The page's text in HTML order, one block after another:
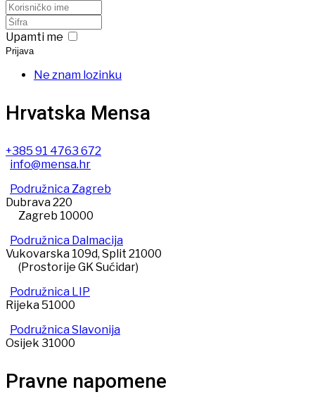
Upamti me
Prijava
Ne znam lozinku
Hrvatska Mensa
+385 91 4763 672
info@mensa.hr
Podružnica Zagreb
Dubrava 220
Zagreb 10000
Podružnica Dalmacija
Vukovarska 109d, Split 21000
(Prostorije GK Sućidar)
Podružnica LIP
Rijeka 51000
Podružnica Slavonija
Osijek 31000
Pravne napomene